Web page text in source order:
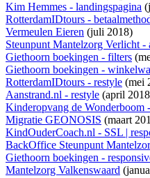
Kim Hemmes - landingspagina
RotterdamIDtours -
Vermeulen Eieren (juli 2018)
Steunpunt Mantelzorg Verlicht -
Giethoorn boekingen - filters
Giethoorn boekingen -
RotterdamIDtours - restyle (mei
Aanstrand.nl - restyle (april
Kinderopvang de Wonderboom
Migratie GEONOSIS (maart
KindOuderCoach.nl - SSL |
BackOffice Steunpunt
Giethoorn boekingen -
Mantelzorg Valkenswaard